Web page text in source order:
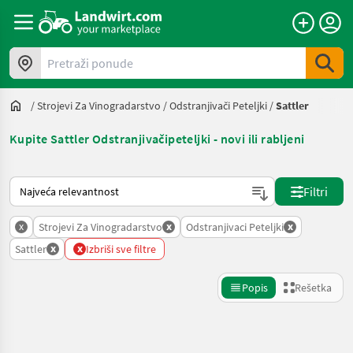
Pretraži ponude
/Strojevi Za Vinogradarstvo /Odstranjivači Peteljki /Sattler
Kupite Sattler Odstranjivačipeteljki - novi ili rabljeni
Tako se sortira na Landwirt.com
Filtri
x Strojevi Za Vinogradarstvo x Odstranjivaci Peteljki x
Sattler x x Izbriši sve filtre
Popis Rešetka